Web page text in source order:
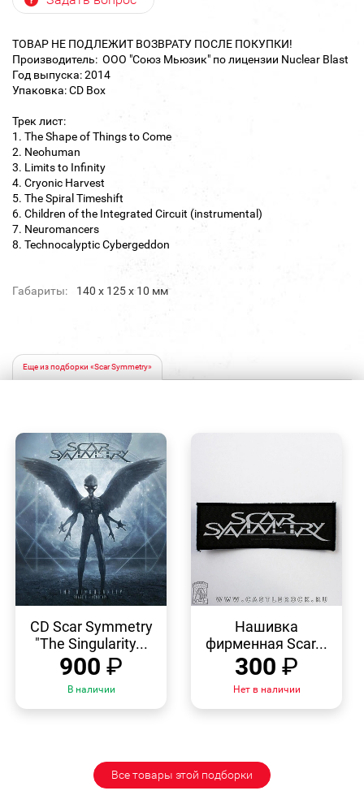
ТОВАР НЕ ПОДЛЕЖИТ ВОЗВРАТУ ПОСЛЕ ПОКУПКИ!
Производитель: ООО "Союз Мьюзик" по лицензии Nuclear Blast
Год выпуска: 2014
Упаковка: CD Box
Трек лист:
1. The Shape of Things to Come
2. Neohuman
3. Limits to Infinity
4. Cryonic Harvest
5. The Spiral Timeshift
6. Children of the Integrated Circuit (instrumental)
7. Neuromancers
8. Technocalyptic Cybergeddon
Габариты: 140 х 125 х 10 мм
Еще из подборки «Scar Symmetry»
ПРОСМОТР
CD Scar Symmetry
"The Singularity...
900 ₽
В наличии
Нашивка
фирменная Scar...
300 ₽
Нет в наличии
Все товары этой подборки